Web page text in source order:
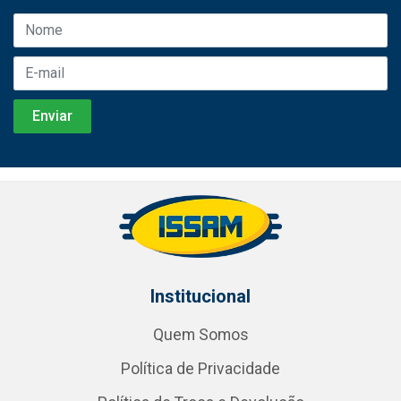
Institucional
Quem Somos
Política de Privacidade